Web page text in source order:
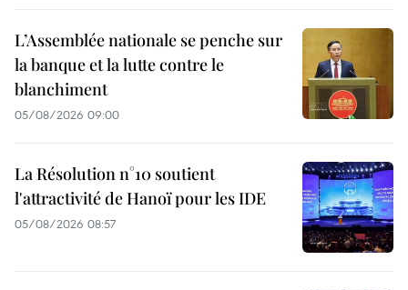
L’Assemblée nationale se penche sur
la banque et la lutte contre le
blanchiment
05/08/2026 09:00
La Résolution n°10 soutient
l'attractivité de Hanoï pour les IDE
05/08/2026 08:57